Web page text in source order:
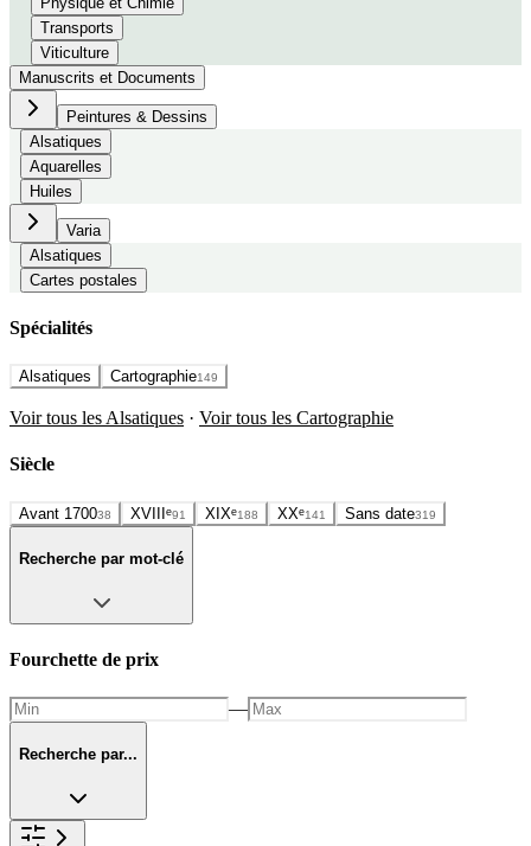
Transports
Viticulture
Manuscrits et Documents
Peintures & Dessins
Alsatiques
Aquarelles
Huiles
Varia
Alsatiques
Cartes postales
Spécialités
Alsatiques Cartographie149
Voir tous les Alsatiques · Voir tous les Cartographie
Siècle
Avant 170038 XVIIIᵉ91 XIXᵉ188 XXᵉ141 Sans date319
Recherche par mot-clé
Fourchette de prix
—
Recherche par...